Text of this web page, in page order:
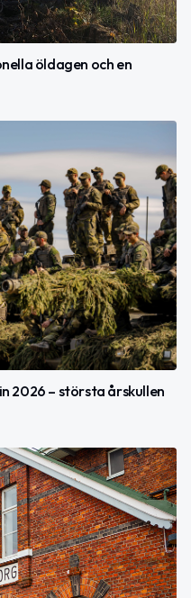
öldagen och en
2026 – största årskullen